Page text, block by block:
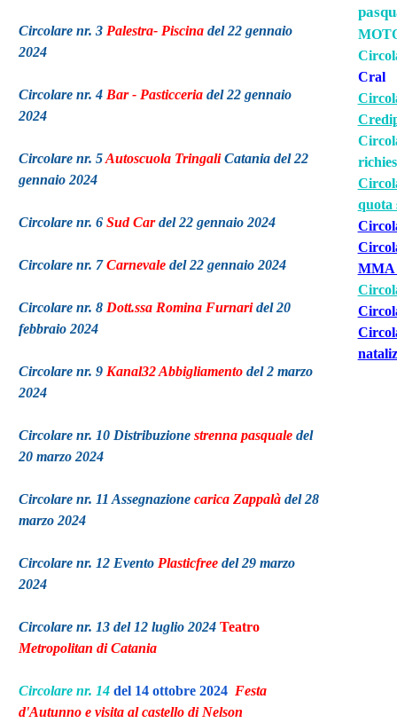
Circolare nr. 3 Palestra- Piscinadel 22 gennaio
2024
Circolare nr. 4 Bar - Pasticceria del 22 gennaio
2024
Circolare nr. 5Autoscuola TringaliCatania del 22
gennaio 2024
Circolare nr. 6 Sud Cardel 22 gennaio 2024
Circolare nr. 7Carnevaledel 22 gennaio 2024
Circolare nr. 8 Dott.ssa Romina Furnaridel 20
febbraio 2024
Circolare nr. 9 Kanal32 Abbigliamentodel 2 marzo
2024
Circolare nr. 10 Distribuzione strenna pasqualedel
20 marzo 2024
Circolare nr. 11 Assegnazione carica Zappalàdel 28
marzo 2024
Circolare nr. 12 Evento Plasticfreedel 29 marzo
2024
Circolare nr. 13 del 12 luglio 2024 Teatro
Metropolitan di Catania
Circolare nr. 14 del 14 ottobre 2024 Festa
d'Autunno e visita al castello di Nelson
Cral
quota
MMA